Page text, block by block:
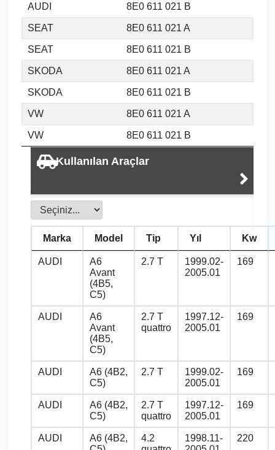
AUDI 8E0 611 021 B
SEAT 8E0 611 021 A
SEAT 8E0 611 021 B
SKODA 8E0 611 021 A
SKODA 8E0 611 021 B
VW 8E0 611 021 A
VW 8E0 611 021 B
Kullanılan Araçlar
Marka Model Tip Yıl Kw
AUDI
A6
Avant
(4B5,
C5)
2.7 T
1999.02-
2005.01
169
AUDI
A6
Avant
(4B5,
C5)
2.7 T
quattro
1997.12-
2005.01
169
AUDI
A6 (4B2,
C5)
2.7 T
1999.02-
2005.01
169
AUDI
A6 (4B2,
C5)
2.7 T
quattro
1997.12-
2005.01
169
AUDI
A6 (4B2,
4.2
1998.11-
220